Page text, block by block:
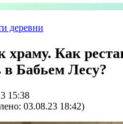
деревни
храму. Как
в Бабьем Лесу?
15:38
03.08.23 18:42)